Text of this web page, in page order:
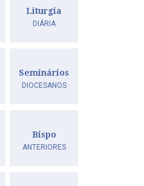
Liturgia
DIÁRIA
Seminários
DIOCESANOS
Bispo
ANTERIORES